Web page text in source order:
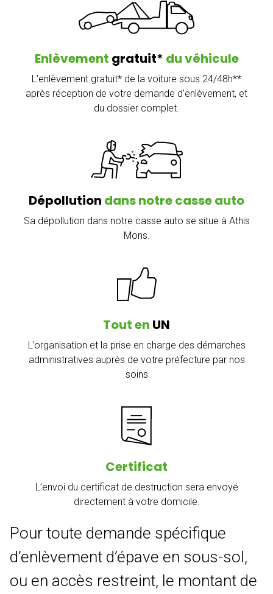
Enlèvement gratuit* du véhicule
L’enlèvement gratuit* de la voiture sous 24/48h**
après réception de votre demande d’enlèvement, et
du dossier complet.
Dépollution dans notre casse auto
Sa dépollution dans notre casse auto se situe à Athis
Mons.
Tout en UN
L’organisation et la prise en charge des démarches
administratives auprès de votre préfecture par nos
soins
Certificat
L’envoi du certificat de destruction sera envoyé
directement à votre domicile.
Pour toute demande spécifique
d’enlèvement d’épave en sous-sol,
ou en accès restreint, le montant de